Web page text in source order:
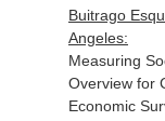
Buitrago
Angeles:
Measuring
Overview for
Economic